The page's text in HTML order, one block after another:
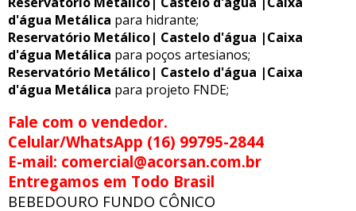
d'água Metálica para hidrante;
Reservatório Metálico| Castelo d'água |Caixa
d'água Metálica para poços artesianos;
Reservatório Metálico| Castelo d'água |Caixa
d'água Metálica para projeto FNDE;
Fale com o vendedor.
Celular/WhatsApp (16) 99795-2844
E-mail: comercial@acorsan.com.br
Entregamos em Todo Brasil
BEBEDOURO FUNDO CÔNICO